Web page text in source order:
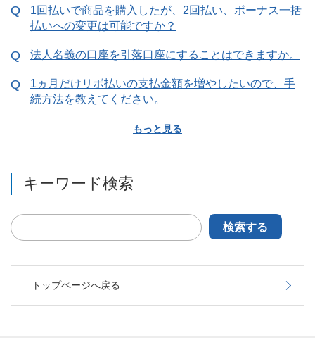
1回払いで商品を購入したが、2回払い、ボーナス一括
払いへの変更は可能ですか？
法人名義の口座を引落口座にすることはできますか。
1ヵ月だけリボ払いの支払金額を増やしたいので、手
続方法を教えてください。
もっと見る
キーワード検索
検索する
トップページへ戻る